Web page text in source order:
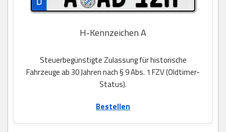
H-Kennzeichen A
Steuerbegünstigte Zulassung für historische
Fahrzeuge ab 30 Jahren nach § 9 Abs. 1 FZV (Oldtimer-
Status).
Bestellen